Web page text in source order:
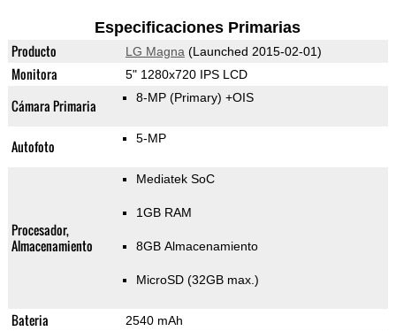
Especificaciones Primarias
Producto LG Magna (Launched 2015-02-01)
Monitora 5" 1280x720 IPS LCD
Cámara Primaria 8-MP (Primary) +OIS
Autofoto 5-MP
Procesador,
Almacenamiento
Mediatek SoC
1GB RAM
8GB Almacenamiento
MicroSD (32GB max.)
Bateria 2540 mAh